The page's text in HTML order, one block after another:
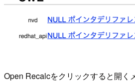
Open Recalcをクリックすると開く